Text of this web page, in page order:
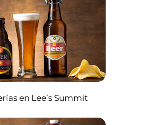
en Lee’s Summit